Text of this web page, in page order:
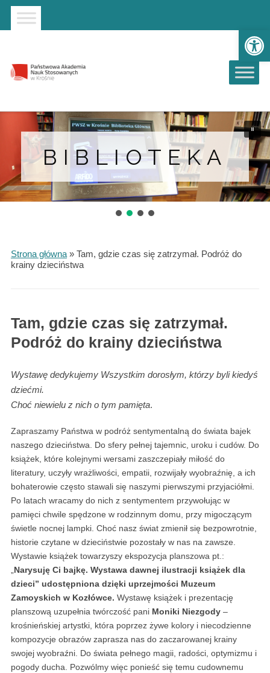
Strona główna
Przejdź do wyszukiwarki
Przejdź do menu głównego
BIBLIOTEKA
Strona główna» Tam, gdzie czas się zatrzymał. Podróż do
krainy dzieciństwa
Tam, gdzie czas się zatrzymał.
Podróż do krainy dzieciństwa
Wystawę dedykujemy Wszystkim dorosłym, którzy byli kiedyś
dziećmi.
Choć niewielu z nich o tym pamięta.
Zapraszamy Państwa w podróż sentymentalną do świata bajek
naszego dzieciństwa. Do sfery pełnej tajemnic, uroku i cudów. Do
książek, które kolejnymi wersami zaszczepiały miłość do
literatury, uczyły wrażliwości, empatii, rozwijały wyobraźnię, a ich
bohaterowie często stawali się naszymi pierwszymi przyjaciółmi.
Po latach wracamy do nich z sentymentem przywołując w
pamięci chwile spędzone w rodzinnym domu, przy migoczącym
świetle nocnej lampki. Choć nasz świat zmienił się bezpowrotnie,
historie czytane w dzieciństwie pozostały w nas na zawsze.
Wystawie książek towarzyszy ekspozycja planszowa pt.:
„Narysuję Ci bajkę. Wystawa dawnej ilustracji książek dla
dzieci” udostępniona dzięki uprzejmości Muzeum
Zamoyskich w Kozłówce. Wystawę książek i prezentację
planszową uzupełnia twórczość pani Moniki Niezgody–
krośnieńskiej artystki, która poprzez żywe kolory i niecodzienne
kompozycje obrazów zaprasza nas do zaczarowanej krainy
swojej wyobraźni. Do świata pełnego magii, radości, optymizmu i
pogody ducha. Pozwólmy więc ponieść się temu cudownemu